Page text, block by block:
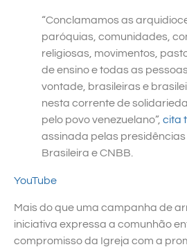
“Conclamamos as
paróquias, comunidades,
religiosas, movimentos,
de ensino e todas as
vontade, brasileiras e
nesta corrente de
pelo povo venezuelano”, cita
assinada pelas
Brasileira e CNBB.
YouTube
Mais do que uma campanha de
iniciativa expressa a comunhão
compromisso da Igreja com a